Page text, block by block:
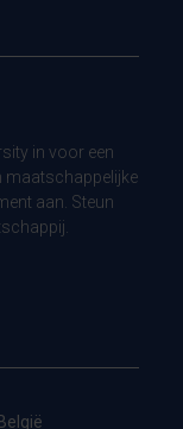
in voor een
maatschappelijke
aan. Steun